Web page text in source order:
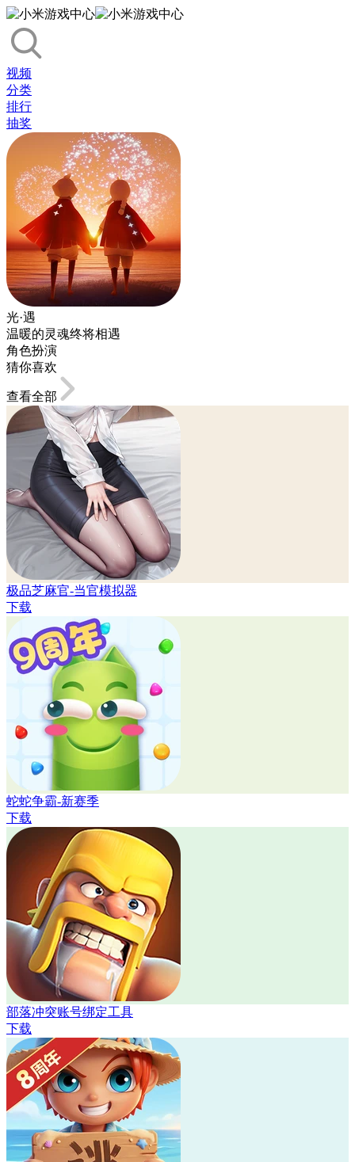
视频
分类
排行
抽奖
光·遇
温暖的灵魂终将相遇
角色扮演
猜你喜欢
查看全部
极品芝麻官-当官模拟器
下载
蛇蛇争霸-新赛季
下载
部落冲突账号绑定工具
下载